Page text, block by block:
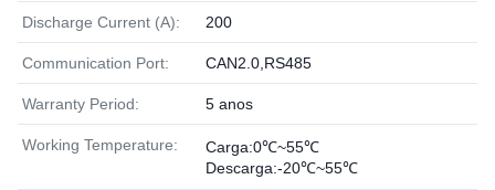
Discharge Current (A): 200
Communication Port: CAN2.0,RS485
Warranty Period: 5 anos
Working Temperature:
Carga:0℃~55℃
Descarga:-20℃~55℃